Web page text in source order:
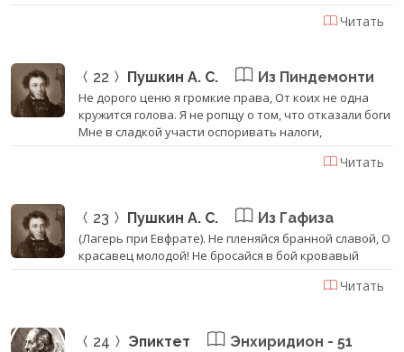
Читать
22 Пушкин А. С. Из Пиндемонти
Не дорого ценю я громкие права, От коих не одна
кружится голова. Я не ропщу о том, что отказали боги
Мне в сладкой участи оспоривать налоги,
Читать
23 Пушкин А. С. Из Гафиза
(Лагерь при Евфрате). Не пленяйся бранной славой, О
красавец молодой! Не бросайся в бой кровавый
Читать
24 Эпиктет Энхиридион - 51